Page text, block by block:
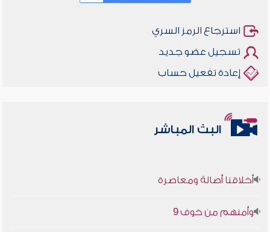
استرجاع الرمز السري
تسجيل عضو جديد
إعادة تفعيل حساب
البث المباشر
أخلاقنا أصالة ومعاصرة
وأمنهم من خوف 9